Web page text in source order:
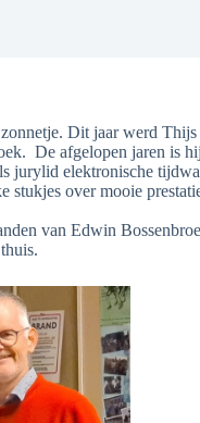
Dit jaar werd
De afgelopen jaren is
jurylid elektronische
over mooie
van Edwin